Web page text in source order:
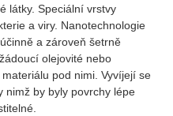
látky. Speciální vrstvy
a viry. Nanotechnologie
a zároveň šetrně
olejovité nebo
pod nimi. Vyvíjejí se
nimž by byly povrchy lépe